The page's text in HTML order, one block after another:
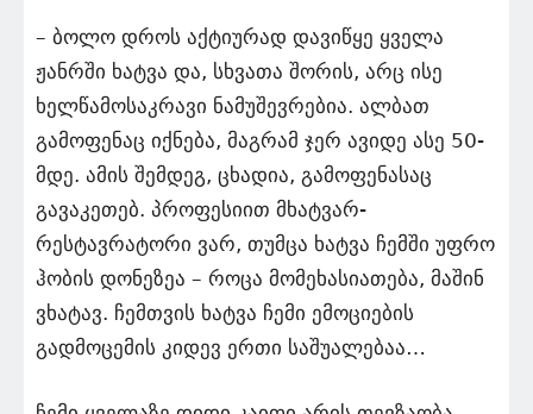
– ბოლო დროს აქტიურად დავიწყე ყველა
ჟანრში ხატვა და, სხვათა შორის, არც ისე
ხელწამოსაკრავი ნამუშევრებია. ალბათ
გამოფენაც იქნება, მაგრამ ჯერ ავიდე ასე 50-
მდე. ამის შემდეგ, ცხადია, გამოფენასაც
გავაკეთებ. პროფესიით მხატვარ-
რესტავრატორი ვარ, თუმცა ხატვა ჩემში უფრო
ჰობის დონეზეა – როცა მომეხასიათება, მაშინ
ვხატავ. ჩემთვის ხატვა ჩემი ემოციების
გადმოცემის კიდევ ერთი საშუალებაა…